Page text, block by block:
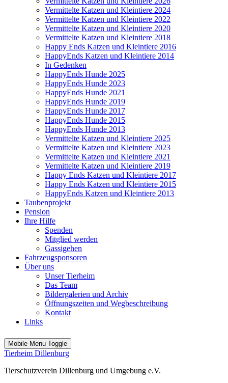
Vermittelte Katzen und Kleintiere 2024
Vermittelte Katzen und Kleintiere 2022
Vermittelte Katzen und Kleintiere 2020
Vermittelte Katzen und Kleintiere 2018
Happy Ends Katzen und Kleintiere 2016
HappyEnds Katzen und Kleintiere 2014
In Gedenken
HappyEnds Hunde 2025
HappyEnds Hunde 2023
HappyEnds Hunde 2021
HappyEnds Hunde 2019
HappyEnds Hunde 2017
HappyEnds Hunde 2015
HappyEnds Hunde 2013
Vermittelte Katzen und Kleintiere 2025
Vermittelte Katzen und Kleintiere 2023
Vermittelte Katzen und Kleintiere 2021
Vermittelte Katzen und Kleintiere 2019
Happy Ends Katzen und Kleintiere 2017
Happy Ends Katzen und Kleintiere 2015
HappyEnds Katzen und Kleintiere 2013
Taubenprojekt
Pension
Ihre Hilfe
Spenden
Mitglied werden
Gassigehen
Fahrzeugsponsoren
Über uns
Unser Tierheim
Das Team
Bildergalerien und Archiv
Öffnungszeiten und Wegbeschreibung
Kontakt
Links
Mobile Menu Toggle
Tierheim Dillenburg
Tierschutzverein Dillenburg und Umgebung e.V.